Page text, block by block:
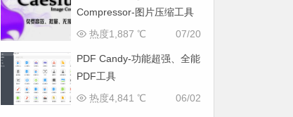
Compressor-图片压缩工具
07/20
热度1,887 ℃
PDF Candy-功能超强、全能
PDF工具
06/02
热度4,841 ℃